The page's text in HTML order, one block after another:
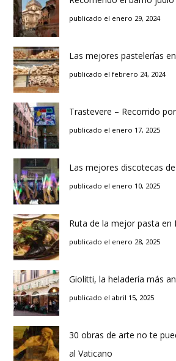
publicado el enero 29, 2024
Las mejores pastelerías
publicado el febrero 24, 2024
Trastevere – Recorrido
publicado el enero 17, 2025
Las mejores discotecas
publicado el enero 10, 2025
Ruta de la mejor pasta en
publicado el enero 28, 2025
Giolitti, la heladería más
publicado el abril 15, 2025
30 obras de arte no te
al Vaticano